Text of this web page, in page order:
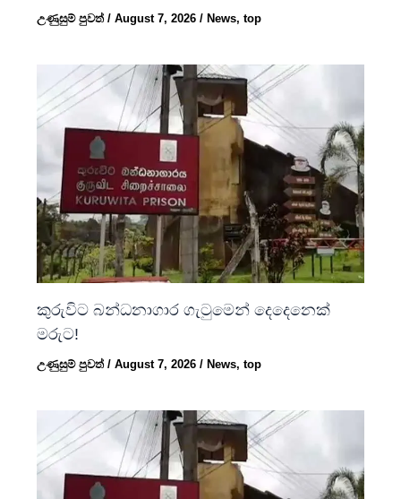
උණුසුම් පුවත්/August 7, 2026/News,top
කුරුවිට බන්ධනාගාර ගැටුමෙන් දෙදෙනෙක්
මරුට!
උණුසුම් පුවත්/August 7, 2026/ News,top